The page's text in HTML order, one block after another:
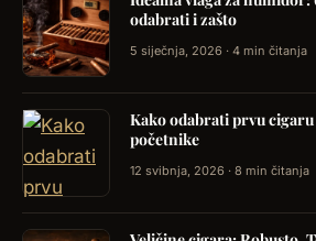
odabrati i zašto
5 siječnja, 2026 · 4 min čitanja
Kako odabrati prvu cigaru
početnike
12 svibnja, 2026 · 8 min čitanja